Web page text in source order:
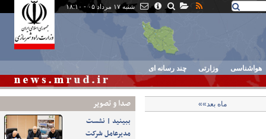
شنبه ۱۷ مرداد ۰۵ - ۱۸:۱۰
هواشناسی وزارتی چند رسانه ای
صدا و تصوير
ببینید | نشست
مدیرعامل شرکت
ماه بعد»»